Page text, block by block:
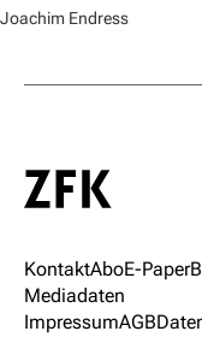
Joachim Endress
KontaktAboE-Paper
Mediadaten
ImpressumAGB